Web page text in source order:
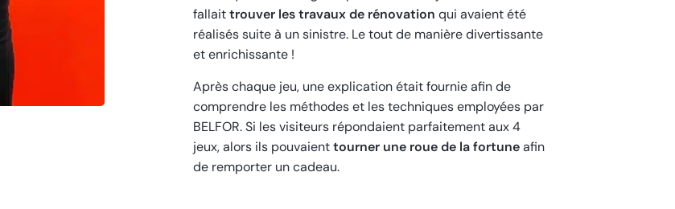
fallaittrouver les travaux de rénovation qui avaient été
réalisés suite à un sinistre. Le tout de manière divertissante
et enrichissante !
Après chaque jeu, une explication était fournie afin de
comprendre les méthodes et les techniques employées par
BELFOR. Si les visiteurs répondaient parfaitement aux 4
jeux, alors ils pouvaienttourner une roue de la fortuneafin
de remporter un cadeau.